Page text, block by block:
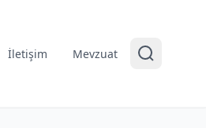
İletişim Mevzuat